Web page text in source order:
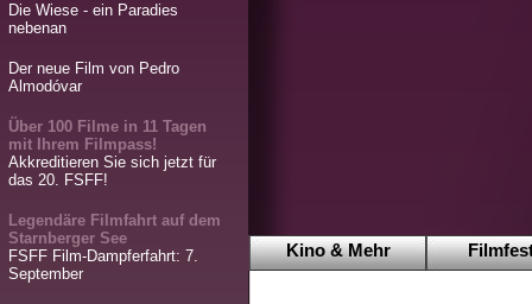
Die Wiese - ein Paradies
nebenan
Der neue Film von Pedro
Almodóvar
Über 100 Filme in 11 Tagen
mit Ihrem Filmpass!
Akkreditieren Sie sich jetzt für
das 20. FSFF!
Legendäre Filmfahrt auf dem
Starnberger See
FSFF Film-Dampferfahrt: 7.
September
Kino & Mehr